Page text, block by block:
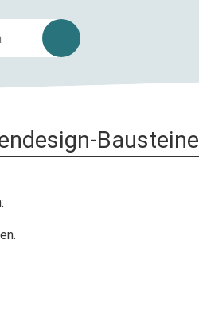
Bausteine